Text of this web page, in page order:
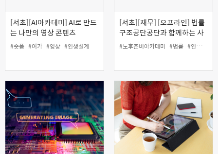
[서초][AI아카데미] AI로 만드
는 나만의 영상 콘텐츠
#숏폼 #여가 #영상 #인생설계
[서초][재무] [오프라인] 법률
구조공단공단과 함께하는 사
례로 배우는 생활법률
#노후준비아카데미 #법률 #인생설계